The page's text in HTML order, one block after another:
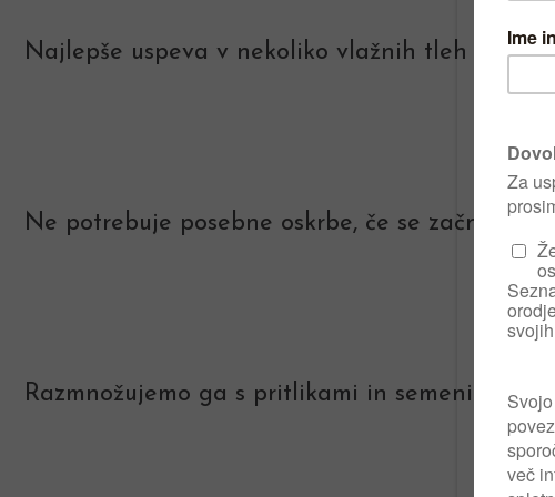
Najlepše uspeva v nekoliko vlažnih tleh v
Ne potrebuje posebne oskrbe, če se začne
Razmnožujemo ga s pritlikami in semeni.